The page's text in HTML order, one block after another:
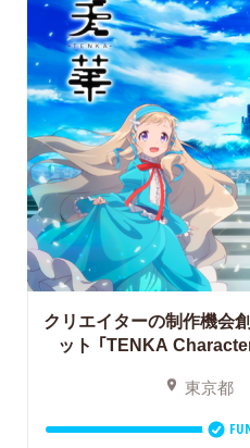
クリエイターの制作機会
ット 「TENKA
東京都